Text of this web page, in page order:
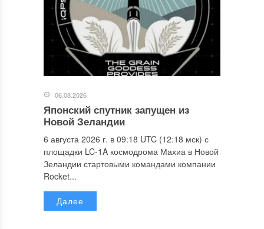
06.08.2026
Японский спутник запущен из
Новой Зеландии
6 августа 2026 г. в 09:18 UTC (12:18 мск) с
площадки LC-1A космодрома Махиа в Новой
Зеландии стартовыми командами компании
Rocket...
Далее